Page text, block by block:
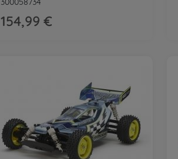
154,99 €